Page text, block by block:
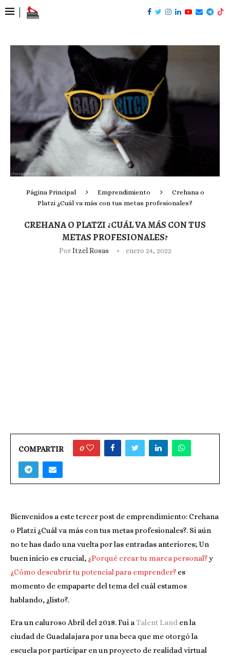
Página Principal Emprendimiento
Crehana o
Platzi ¿Cuál va más con tus metas profesionales?
CREHANA O PLATZI ¿CUÁL VA MÁS CON TUS
METAS PROFESIONALES?
PorItzel Rosas enero 24, 2022
COMPARTIR 0
Bienvenidos a este tercer post de emprendimiento: Crehana
o Platzi ¿Cuál va más con tus metas profesionales?. Si aún
no te has dado una vuelta por las entradas anteriores; Un
buen inicio es crucial, ¿Porqué crear tu marca personal?y
¿Cómo descubrir tu potencial para emprender? es
momento de empaparte del tema del cuál estamos
hablando, ¿listo?.
Era un caluroso Abril del 2018. Fui aTalent Land en la
ciudad de Guadalajara por una beca que me otorgó la
escuela por participar en un proyecto de realidad virtual